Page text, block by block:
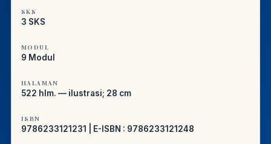
SKS
3 SKS
MODUL
9 Modul
HALAMAN
522 hlm. — ilustrasi; 28 cm
ISBN
9786233121231 | E-ISBN : 9786233121248